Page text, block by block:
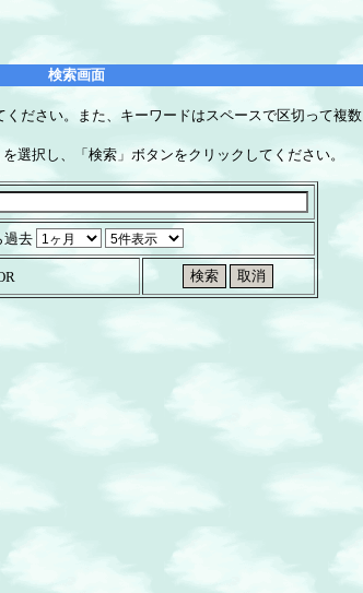
検索画面
ださい。また、キーワードはスペースで区切って複数
選択し、「検索」ボタンをクリックしてください。
過去